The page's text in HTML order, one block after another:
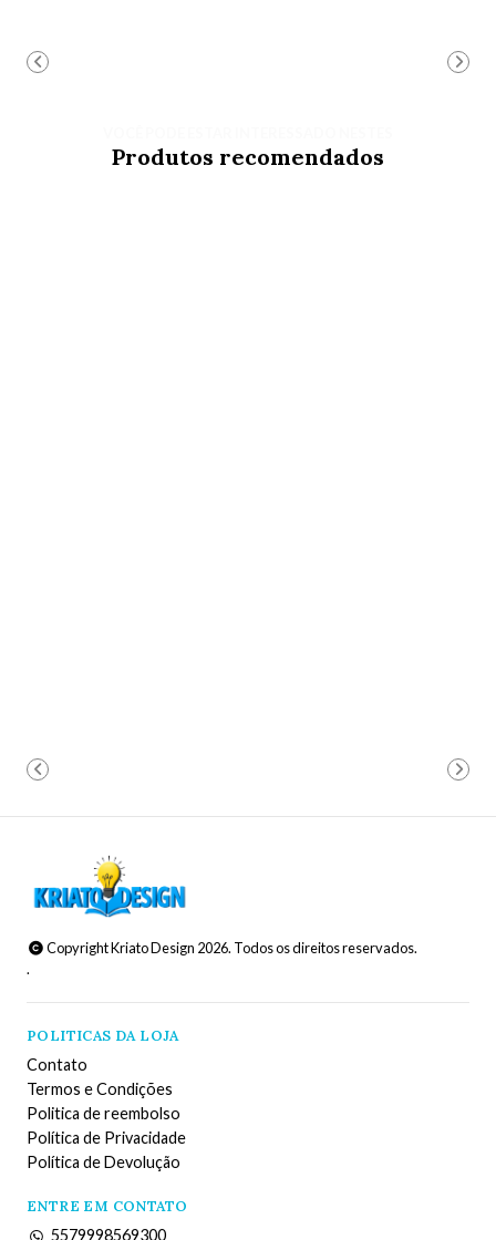
Produtos recomendados
Copyright Kriato Design 2026. Todos os direitos reservados.
.
POLITICAS DA LOJA
Contato
Termos e Condições
Politica de reembolso
Política de Privacidade
Política de Devolução
ENTRE EM CONTATO
5579998569300